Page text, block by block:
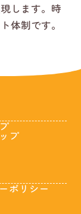
します。時
体制です。
プ
ポリシー